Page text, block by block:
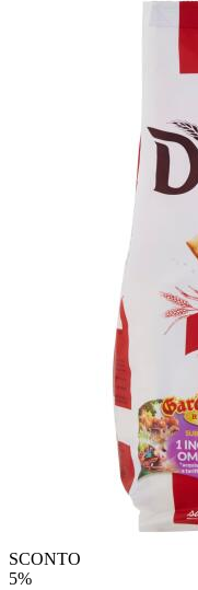
SCONTO
5%